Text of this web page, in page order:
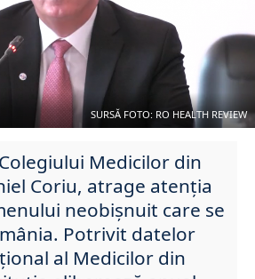
SURSĂ FOTO: RO HEALTH REVIEW
Medicilor din
Coriu, atrage atenția
neobișnuit care se
Potrivit datelor
al Medicilor din